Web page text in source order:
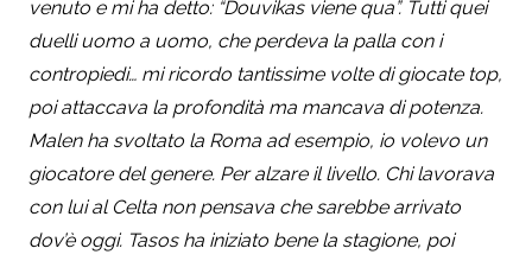
venuto e mi ha detto: “Douvikas viene qua”. Tutti quei
duelli uomo a uomo, che perdeva la palla con i
contropiedi… mi ricordo tantissime volte di giocate top,
poi attaccava la profondità ma mancava di potenza.
Malen ha svoltato la Roma ad esempio, io volevo un
giocatore del genere. Per alzare il livello. Chi lavorava
con lui al Celta non pensava che sarebbe arrivato
dov’è oggi. Tasos ha iniziato bene la stagione, poi